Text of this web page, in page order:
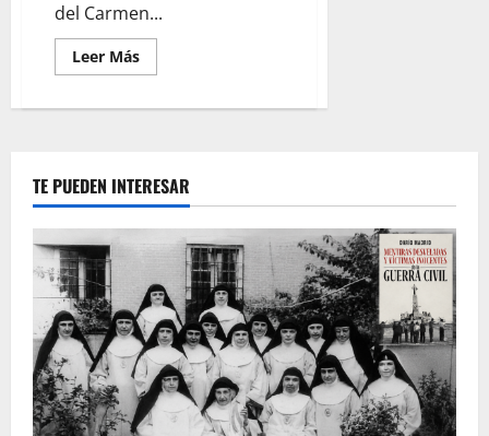
del Carmen...
Leer MásLeer
más
la
Fe
y
la
quema
de
Iglesia
de
San
Luis
Obispo
en
la
calle
Montera
de
TE PUEDEN INTERESAR